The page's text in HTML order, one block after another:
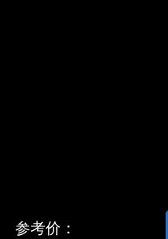
参考价：